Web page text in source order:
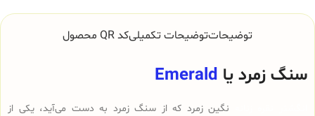
توضیحاتتوضیحات تکمیلیکد QR محصول
سنگ زمرد یا Emerald
نگین زمرد که از سنگ زمرد به دست می‌آید، یکی از